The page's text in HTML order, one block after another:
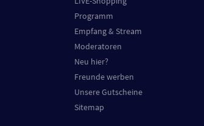
Programm
Empfang & Stream
Moderatoren
Neu hier?
Freunde werben
Unsere Gutscheine
Sitemap